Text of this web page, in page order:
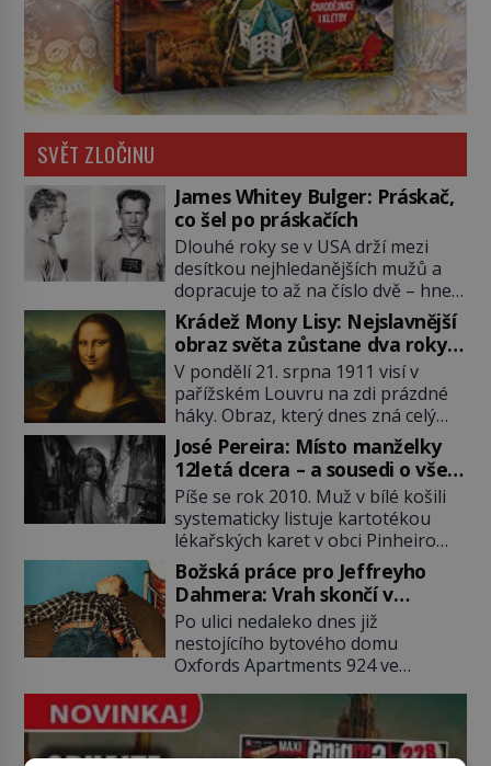
SVĚT ZLOČINU
James Whitey Bulger: Práskač,
co šel po práskačích
Dlouhé roky se v USA drží mezi
desítkou nejhledanějších mužů a
dopracuje to až na číslo dvě – hned
po Usámovi bin Ládinovi (1957–
2011). To je James „Whitey“ Bulger
(1929–2018) viněný ze spoluúčasti
na 19 vraždách, vydírání a lichvy. A
samozřejmě, krom toho je ještě
drogový dealer, který neváhá
odstranit z cesty všechny práskače,
zatímco […]
Krádež Mony Lisy: Nejslavnější
obraz světa zůstane dva roky
nezvěstný
V pondělí 21. srpna 1911 visí v
pařížském Louvru na zdi prázdné
háky. Obraz, který dnes zná celý
svět, je pryč. Zpočátku si nikdo
nemyslí, že jde o krádež.
Zaměstnanci jsou přesvědčeni, že
Mona Lisa je jen v restaurátorské
dílně nebo u fotografa. Když se
ukáže pravda, propukne jeden z
největších honů na zloděje v […]
José Pereira: Místo manželky
12letá dcera – a sousedi o všem
vědí!
Píše se rok 2010. Muž v bílé košili
systematicky listuje kartotékou
lékařských karet v obci Pinheiro
ležící asi 20 kilometrů od farmy s
podivínským majitelem. Něco tu
nesedí. Ledaže… Ledaže by ta
mladá dívka z farmy byla ne
manželkou, ale dcerou – a všechny
ty děti byly zplozené v incestu. Na
sociálním odboru jednoho z […]
Božská práce pro Jeffreyho
Dahmera: Vrah skončí v
tratolišti krve ve vězeňských
umývárnách
Po ulici nedaleko dnes již
nestojícího bytového domu
Oxfords Apartments 924 ve
potácí zcela zmatený 14letý
Konerak Sinthasomphone. Když ho
zastaví policejní hlídka, ochable jí